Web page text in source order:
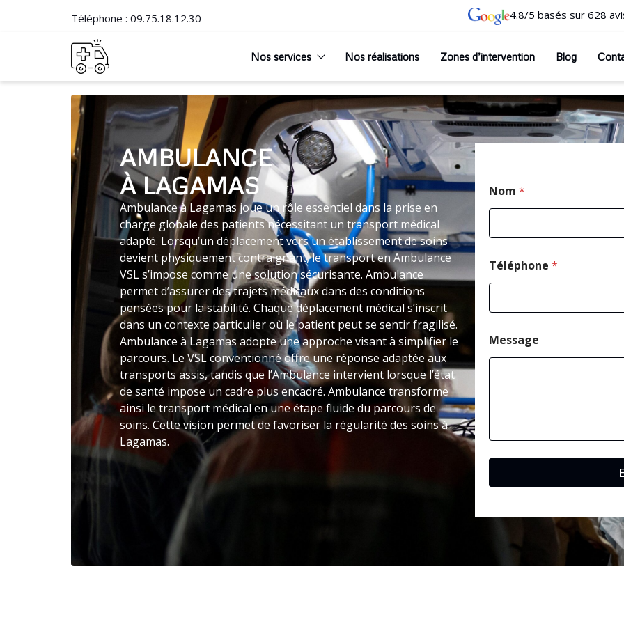
Téléphone : 09.75.18.12.30 4.8/5 basés sur 628
Nos services Nos réalisations Zones d’intervention Blog
AMBULANCE
À LAGAMAS
Ambulance à Lagamas joue un rôle essentiel dans la prise en
charge globale des patients nécessitant un transport médical
adapté. Lorsqu’un déplacement vers un établissement de soins
devient physiquement contraignant, le transport en Ambulance
VSL s’impose comme une solution sécurisante. Ambulance
permet d’assurer des trajets médicaux dans des conditions
pensées pour la stabilité. Chaque déplacement médical s’inscrit
dans un contexte particulier où le patient peut se sentir fragilisé.
Ambulance à Lagamas adopte une approche visant à simplifier le
parcours. Le VSL conventionné offre une réponse adaptée aux
transports assis, tandis que l’Ambulance intervient lorsque l’état
de santé impose un cadre plus encadré. Ambulance transforme
ainsi le transport médical en une étape fluide du parcours de
soins. Cette vision permet de favoriser la régularité des soins à
Lagamas.
Nom *
Téléphone *
Message